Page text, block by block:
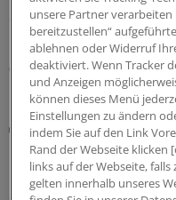
des GKV-Spargesetzes
Unterschiede zwischen
05.08.2026
Digitaler Check
Nordrhein rege
Seit Juni können nun
unsere Partner
bereitzustellen“
ablehnen oder Widerruf
deaktiviert. Wenn Tracker
und Anzeigen
können dieses Menü
Einstellungen zu ändern
indem Sie auf den Link
Rand der Webseite klicken
links auf der Webseite,
gelten innerhalb unseres